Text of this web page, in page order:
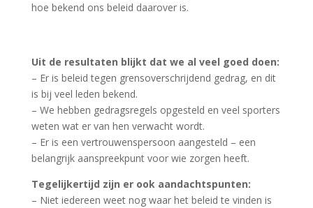
hoe bekend ons beleid daarover is.
Uit de resultaten blijkt dat we al veel goed doen:
– Er is beleid tegen grensoverschrijdend gedrag, en dit
is bij veel leden bekend.
– We hebben gedragsregels opgesteld en veel sporters
weten wat er van hen verwacht wordt.
– Er is een vertrouwenspersoon aangesteld – een
belangrijk aanspreekpunt voor wie zorgen heeft.
Tegelijkertijd zijn er ook aandachtspunten:
– Niet iedereen weet nog waar het beleid te vinden is